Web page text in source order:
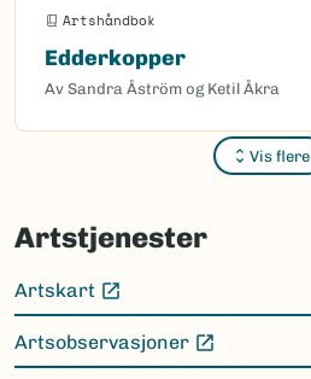
Artshåndbok
Edderkopper
Av Sandra Åström og Ketil Åkra
Vis flere
Artstjenester
Artskart
(Ekstern lenke)
Artsobservasjoner
(Ekstern lenke)